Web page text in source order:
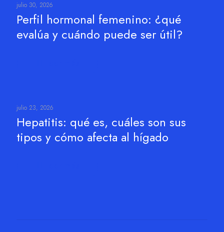
julio 30, 2026
Perfil hormonal femenino: ¿qué
evalúa y cuándo puede ser útil?
julio 23, 2026
Hepatitis: qué es, cuáles son sus
tipos y cómo afecta al hígado